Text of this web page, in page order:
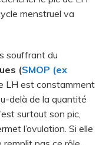
menstruel va
souffrant du
(SMOP (ex
LH est constamment
delà de la quantité
surtout son pic,
l’ovulation. Si elle